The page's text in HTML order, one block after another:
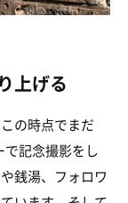
上げる
の時点でまだ
記念撮影をし
銭湯、フォロワ